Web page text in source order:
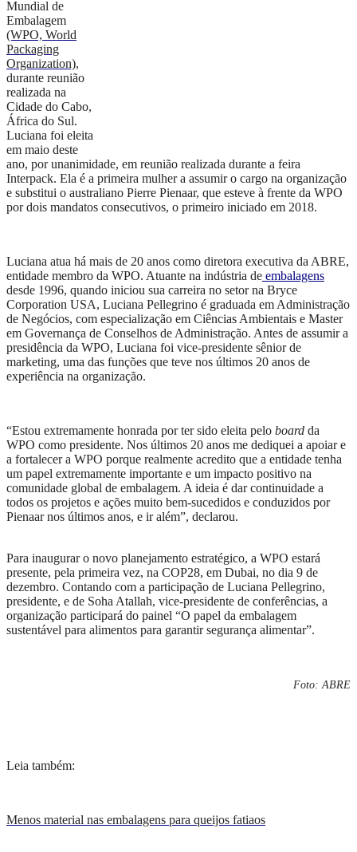
Mundial de
Embalagem
(WPO, World
Packaging
Organization),
durante reunião
realizada na
Cidade do Cabo,
África do Sul.
Luciana foi eleita
em maio deste
ano, por unanimidade, em reunião realizada durante a feira
Interpack. Ela é a primeira mulher a assumiro cargo na organização
e substitui o australiano Pierre Pienaar, que esteve à frente da WPO
por dois mandatos consecutivos, o primeiro iniciado em 2018.
Luciana atua há mais de 20 anos como diretora executiva da ABRE,
entidade membro da WPO. Atuante na indústria de embalagens
desde 1996, quando iniciou sua carreira no setor na Bryce
Corporation USA, Luciana Pellegrino é graduada em Administração
de Negócios, com especialização em Ciências Ambientais e Master
em Governança de Conselhos de Administração. Antes de assumir a
presidência da WPO, Luciana foi vice-presidente sênior de
marketing, uma das funções que teve nos últimos 20 anos de
experiência na organização.
“Estou extremamente honrada por ter sido eleita pelo board da
WPO como presidente. Nos últimos 20 anos me dediquei a apoiar e
a fortalecer a WPO porque realmente acredito que a entidade tenha
um papel extremamente importante e um impacto positivo na
comunidade global de embalagem. A ideia é dar continuidade a
todos os projetos e ações muito bem-sucedidos e conduzidos por
Pienaar nos últimos anos, e ir além”, declarou.
Para inauguraro novo planejamento estratégico, a WPO estará
presente, pela primeira vez, na COP28, em Dubai, no dia 9 de
dezembro. Contando com a participação de Luciana Pellegrino,
presidente, e de Soha Atallah, vice-presidente de conferências, a
organização participará do painel “O papel da embalagem
sustentável para alimentos para garantir segurança alimentar”.
Foto: ABRE
Leia também:
Menos material nas embalagens para queijos fatiaos